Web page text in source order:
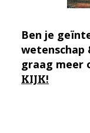
Ben je
wetenschap
graag meer
KIJK!